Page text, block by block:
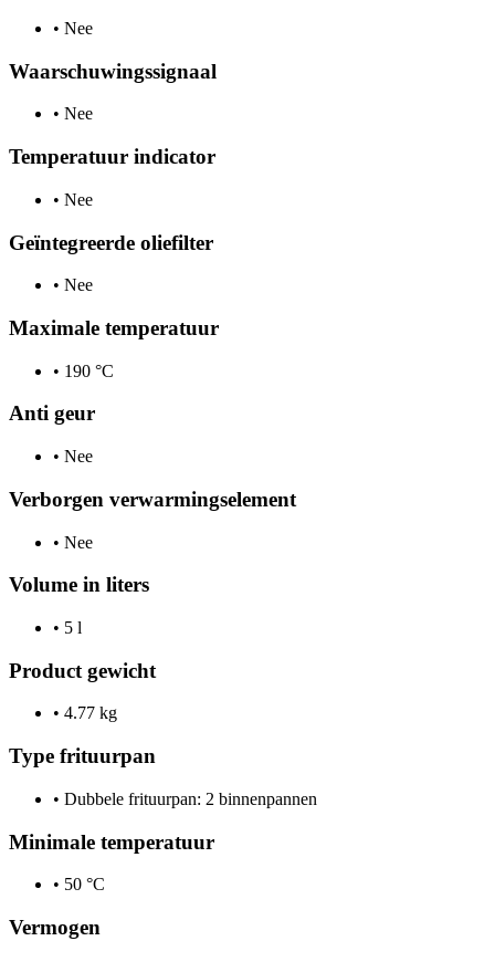
• Nee
Waarschuwingssignaal
• Nee
Temperatuur indicator
• Nee
Geïntegreerde oliefilter
• Nee
Maximale temperatuur
• 190 °C
Anti geur
• Nee
Verborgen verwarmingselement
• Nee
Volume in liters
• 5 l
Product gewicht
• 4.77 kg
Type frituurpan
• Dubbele frituurpan: 2 binnenpannen
Minimale temperatuur
• 50 °C
Vermogen